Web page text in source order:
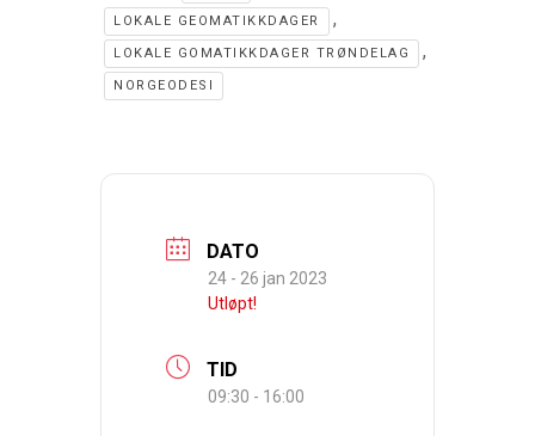
LOKALE GEOMATIKKDAGER ,
LOKALE GOMATIKKDAGER TRØNDELAG ,
NORGEODESI
DATO
24 - 26 jan 2023
Utløpt!
TID
09:30 - 16:00